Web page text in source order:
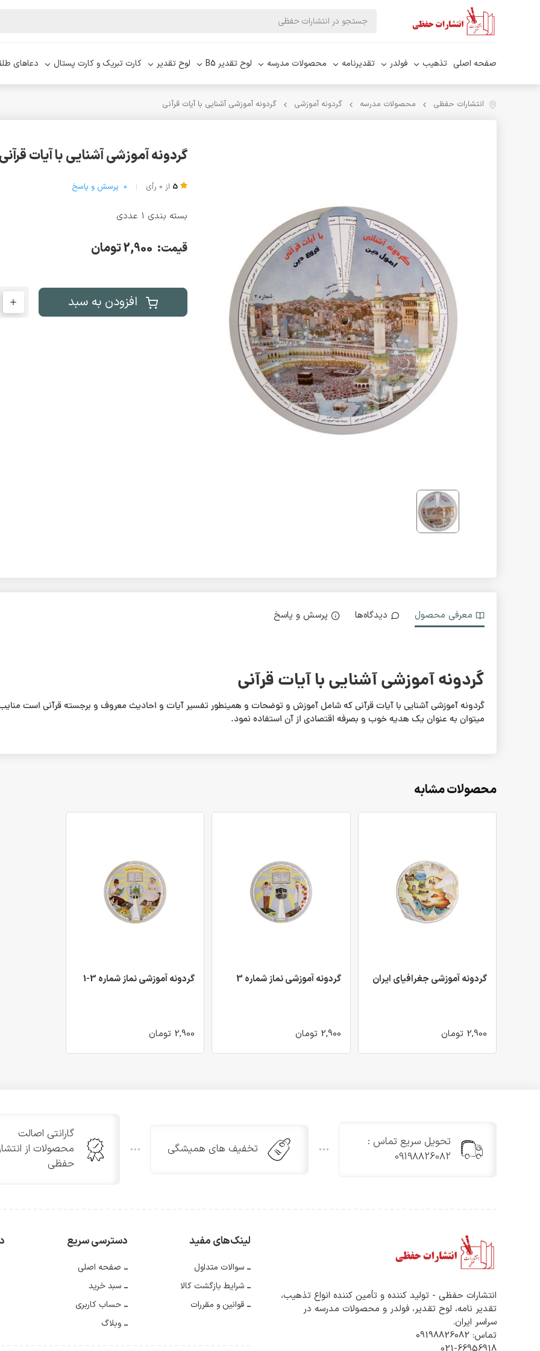
صفحه اصلی تذهیب فولدر تقدیرنامه محصولات مدرسه لوح تقدیر B5 لوح تقدیر کارت تبریک و کارت پستال دعاهای
انتشارات حفظی محصولات مدرسه گردونه آموزشی گردونه آموزشی آشنایی با آیات قرآنی
گردونه آموزشی آشنایی با آیات
5 از 0 رأی 0 پرسش و پاسخ
بسته بندی 1 عددی
قیمت: 2,900 تومان
افزودن به سبد
معرفی محصول دیدگاه‌ها پرسش و پاسخ
گردونه آموزشی آشنایی با آیات قرآنی
گردونه آموزشی آشنایی با آیات قرآنی که شامل آموزش و توضحات و همینطور تفسیر آیات و احادیث معروف و برجسته قرآنی است منایب
میتوان به عنوان یک هدیه خوب و بصرفه اقتصادی از آن استفاده نمود.
محصولات مشابه
گردونه آموزشی جغرافیای ایران
2,900 تومان
گردونه آموزشی نماز شماره 3
2,900 تومان
گردونه آموزشی نماز شماره 3-1
2,900 تومان
تحویل سریع تماس :
09198826082
تخفیف های همیشگی
گارانتی اصالت
محصولات از
حفظی
انتشارات حفظی - تولید کننده و تأمین کننده انواع تذهیب،
تقدیر نامه، لوح تقدیر، فولدر و محصولات مدرسه در
سراسر ایران.
تماس: 09198826082
لینک‌های مفید
سوالات متداول
شرایط بازگشت کالا
قوانین و مقررات
دسترسی سریع
صفحه اصلی
سبد خرید
حساب کاربری
وبلاگ